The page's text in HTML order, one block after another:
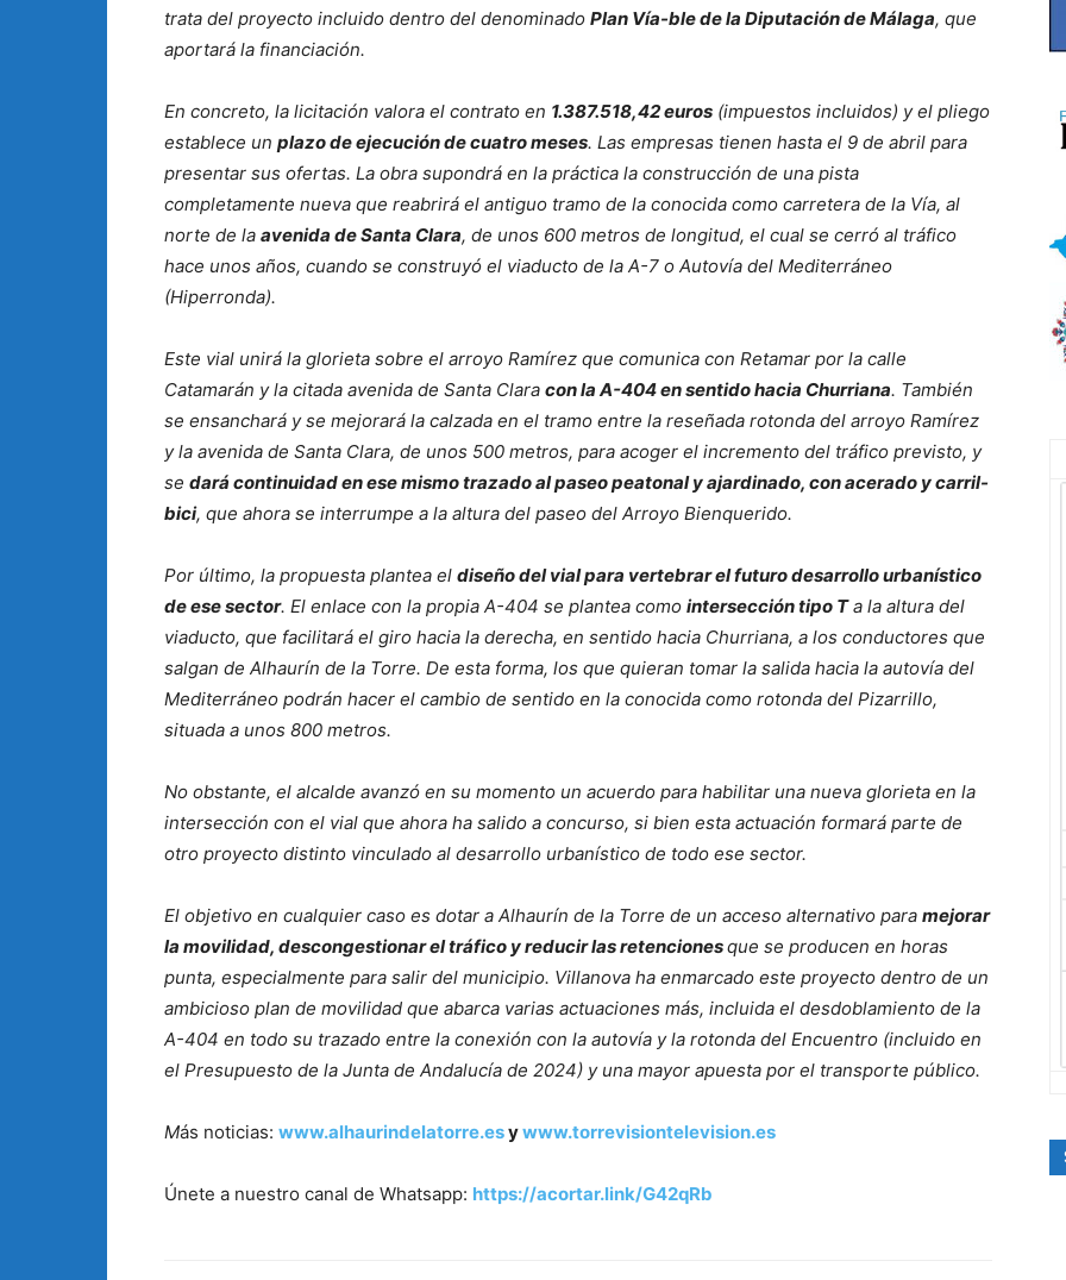
trata del proyecto incluido dentro del denominado Plan Vía-ble de la Diputación de Málaga, que
aportará la financiación.
En concreto, la licitación valora el contrato en 1.387.518,42 euros (impuestos incluidos) y el pliego
establece un plazo de ejecución de cuatro meses. Las empresas tienen hasta el 9 de abril para
presentar sus ofertas. La obra supondrá en la práctica la construcción de una pista
completamente nueva que reabrirá el antiguo tramo de la conocida como carretera de la Vía, al
norte de la avenida de Santa Clara, de unos 600 metros de longitud, el cual se cerró al tráfico
hace unos años, cuando se construyó el viaducto de la A-7 o Autovía del Mediterráneo
(Hiperronda).
Este vial unirá la glorieta sobre el arroyo Ramírez que comunica con Retamar por la calle
Catamarán y la citada avenida de Santa Clara con la A-404 en sentido hacia Churriana. También
se ensanchará y se mejorará la calzada en el tramo entre la reseñada rotonda del arroyo Ramírez
y la avenida de Santa Clara, de unos 500 metros, para acoger el incremento del tráfico previsto, y
se dará continuidad en ese mismo trazado al paseo peatonal y ajardinado, con acerado y carril-
bici, que ahora se interrumpe a la altura del paseo del Arroyo Bienquerido.
Por último, la propuesta plantea el diseño del vial para vertebrar el futuro desarrollo urbanístico
de ese sector. El enlace con la propia A-404 se plantea como intersección tipo Ta la altura del
viaducto, que facilitará el giro hacia la derecha, en sentido hacia Churriana, a los conductores que
salgan de Alhaurín de la Torre. De esta forma, los que quieran tomar la salida hacia la autovía del
Mediterráneo podrán hacer el cambio de sentido en la conocida como rotonda del Pizarrillo,
situada a unos 800 metros.
No obstante, el alcalde avanzó en su momento un acuerdo para habilitar una nueva glorieta en la
intersección con el vial que ahora ha salido a concurso, si bien esta actuación formará parte de
otro proyecto distinto vinculado al desarrollo urbanístico de todo ese sector.
El objetivo en cualquier caso es dotar a Alhaurín de la Torre de un acceso alternativo para mejorar
la movilidad, descongestionar el tráfico y reducir las retencionesque se producen en horas
punta, especialmente para salir del municipio. Villanova ha enmarcado este proyecto dentro de un
ambicioso plan de movilidad que abarca varias actuaciones más, incluida el desdoblamiento de la
A-404 en todo su trazado entre la conexión con la autovía y la rotonda del Encuentro (incluido en
el Presupuesto de la Junta de Andalucía de 2024) y una mayor apuesta por el transporte público.
Más noticias: www.alhaurindelatorre.esywww.torrevisiontelevision.es
Únete a nuestro canal de Whatsapp: https://acortar.link/G42qRb